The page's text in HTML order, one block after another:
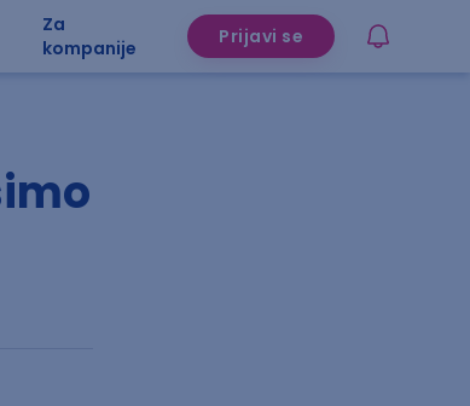
Za
kompanije
Prijavi se